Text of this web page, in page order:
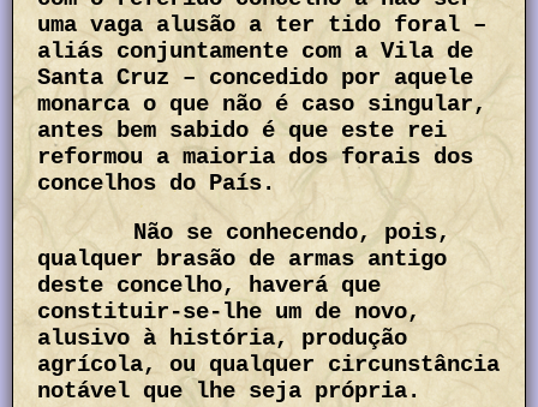
uma vaga alusão a ter tido foral –
aliás conjuntamente com a Vila de
Santa Cruz – concedido por aquele
monarca o que não é caso singular,
antes bem sabido é que este rei
reformou a maioria dos forais dos
concelhos do País.
Não se conhecendo, pois,
qualquer brasão de armas antigo
deste concelho, haverá que
constituir-se-lhe um de novo,
alusivo à história, produção
agrícola, ou qualquer circunstância
notável que lhe seja própria.